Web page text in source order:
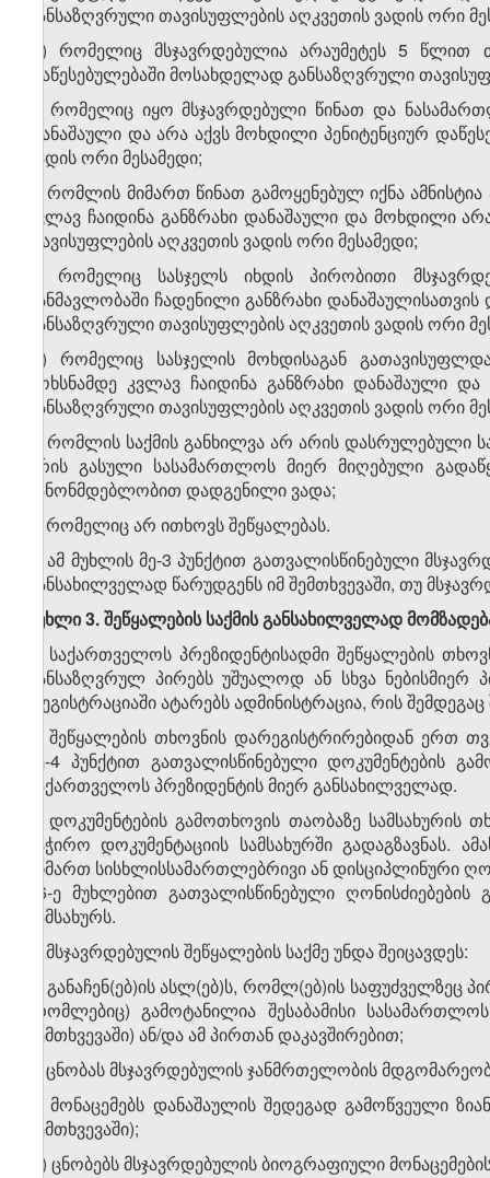
განსაზღვრული თავისუფლების აღკვეთის ვადის ორი
დ) რომელიც მსჯავრდებულია არაუმეტეს 5 წლით
დაწესებულებაში მოსახდელად განსაზღვრული
ე) რომელიც იყო მსჯავრდებული წინათ და
დანაშაული და არა აქვს მოხდილი პენიტენციურ
ვადის ორი მესამედი;
ვ) რომლის მიმართ წინათ გამოყენებულ იქნა
კვლავ ჩაიდინა განზრახი დანაშაული და მოხდილი
თავისუფლების აღკვეთის ვადის ორი მესამედი;
ზ) რომელიც სასჯელს იხდის პირობითი
განმავლობაში ჩადენილი განზრახი
განსაზღვრული თავისუფლების აღკვეთის ვადის ორი
თ) რომელიც სასჯელის მოხდისაგან
მოხსნამდე კვლავ ჩაიდინა განზრახი დანაშაული
განსაზღვრული თავისუფლების აღკვეთის ვადის ორი
ი) რომლის საქმის განხილვა არ არის დასრულებული
არის გასული სასამართლოს მიერ მიღებული
კანონმდებლობით დადგენილი ვადა;
კ) რომელიც არ ითხოვს შეწყალებას.
4. ამ მუხლის მე-3 პუნქტით გათვალისწინებული
განსახილველად წარუდგენს იმ შემთხვევაში, თუ
მუხლი3. შეწყალების საქმის განსახილველად
1. საქართველოს პრეზიდენტისადმი შეწყალების
განსაზღვრულ პირებს უშუალოდ ან სხვა
რეგისტრაციაში ატარებს ადმინისტრაცია, რის
2. შეწყალების თხოვნის დარეგისტრირებიდან ერთ
მე-4 პუნქტით გათვალისწინებული დოკუმენტების
საქართველოს პრეზიდენტის მიერ განსახილველად.
3. დოკუმენტების გამოთხოვის თაობაზე სამსახურის
საჭირო დოკუმენტაციის სამსახურში გადაგზავნას.
მიმართ სისხლისსამართლებრივი ან დისციპლინური
76-ე მუხლებით გათვალისწინებული
სამსახურს.
4. მსჯავრდებულის შეწყალების საქმე უნდა შეიცავდეს:
ა) განაჩენ(ებ)ის ასლ(ებ)ს, რომლ(ებ)ის საფუძველზეც
(რომლებიც) გამოტანილია შესაბამისი
შემთხვევაში) ან/და ამ პირთან დაკავშირებით;
ბ) ცნობას მსჯავრდებულის ჯანმრთელობის
გ) მონაცემებს დანაშაულის შედეგად გამოწვეული
შემთხვევაში);
დ) ცნობებს მსჯავრდებულის ბიოგრაფიული